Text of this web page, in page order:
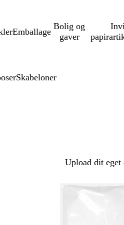
Emballage
Bolig og
gaver
Skabeloner
Upload dit eget